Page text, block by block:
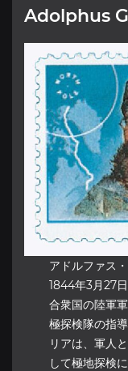
Adolphus
アドルファス
1844年3月27
合衆国の陸軍
極探検隊の指
リアは、軍人
して極地探検